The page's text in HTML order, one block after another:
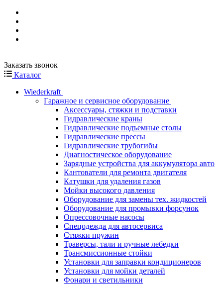
Заказать звонок
Каталог
Wiederkraft
Гаражное и сервисное оборудование
Аксессуары, стяжки и подставки
Гидравлические краны
Гидравлические подъемные столы
Гидравлические прессы
Гидравлические трубогибы
Диагностическое оборудование
Зарядные устройства для аккумулятора авто
Кантователи для ремонта двигателя
Катушки для удаления газов
Мойки высокого давления
Оборудование для замены тех. жидкостей
Оборудование для промывки форсунок
Опрессовочные насосы
Спецодежда для автосервиса
Стяжки пружин
Траверсы, тали и ручные лебедки
Трансмиссионные стойки
Установки для заправки кондиционеров
Установки для мойки деталей
Фонари и светильники